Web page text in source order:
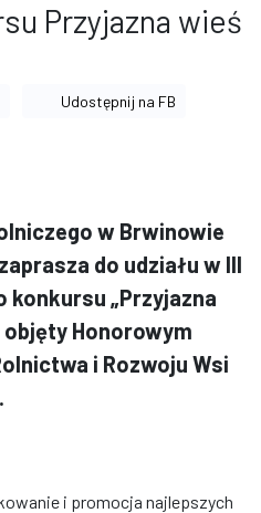
Przyjazna wieś
Udostępnij na FB
w Brwinowie
do udziału w III
konkursu „Przyjazna
objęty Honorowym
i Rozwoju Wsi
i promocja najlepszych